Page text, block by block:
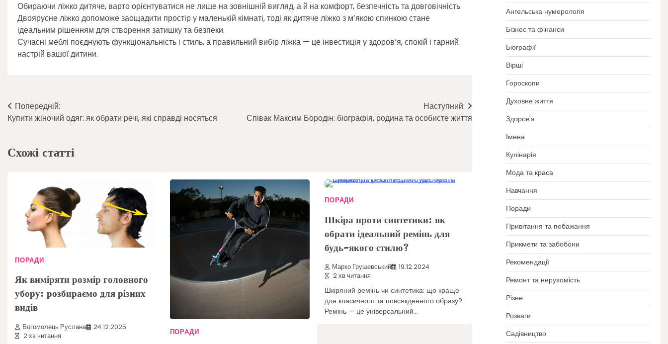
Обираючи ліжко дитяче, варто орієнтуватися не лише на зовнішній вигляд, а й на комфорт, безпечність та довговічність.
Двоярусне ліжко допоможе заощадити простір у маленькій кімнаті, тоді як дитяче ліжко з м’якою спинкою стане
ідеальним рішенням для створення затишку та безпеки.
Сучасні меблі поєднують функціональність і стиль, а правильний вибір ліжка — це інвестиція у здоров’я, спокій і гарний
настрій вашої дитини.
Навігація
записів
Попередній:
Купити жіночий одяг: як обрати речі, які справді носяться
Наступний:
Співак Максим Бородін: біографія, родина та особисте життя
Схожі статті
ПОРАДИ
Як виміряти розмір головного
убору: розбираємо для різних
видів
Богомолець Руслана
24.12.2025
2 хв читання
ПОРАДИ
ПОРАДИ
Шкіра проти синтетики: як
обрати ідеальний ремінь для
будь-якого стилю?
Марко Грушевський
19.12.2024
2 хв читання
Шкіряний ремінь чи синтетика: що краще
для класичного та повсякденного образу?
Ремінь — це універсальний…
Ангельська нумерологія
Бізнес та фінанси
Біографії
Вірші
Гороскопи
Духовне життя
Здоров'я
Імена
Кулінарія
Мода та краса
Навчання
Поради
Привітання та побажання
Прикмети та забобони
Рекомендації
Ремонт та нерухомість
Різне
Розваги
Садівництво